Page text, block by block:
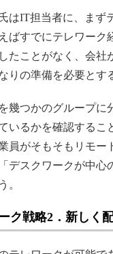
はIT担当者に、まず
ばすでにテレワーク
たことがなく、会社
りの準備を必要とす
幾つかのグループに
いるかを確認するこ
員がそもそもリモー
デスクワークが中心
。
ク戦略2．新しく